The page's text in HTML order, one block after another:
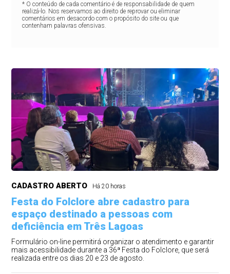
* O conteúdo de cada comentário é de responsabilidade de quem
realizá-lo. Nos reservamos ao direito de reprovar ou eliminar
comentários em desacordo com o propósito do site ou que
contenham palavras ofensivas.
CADASTRO ABERTO Há 20 horas
Festa do Folclore abre cadastro para
espaço destinado a pessoas com
deficiência em Três Lagoas
Formulário on-line permitirá organizar o atendimento e garantir
mais acessibilidade durante a 36ª Festa do Folclore, que será
realizada entre os dias 20 e 23 de agosto.